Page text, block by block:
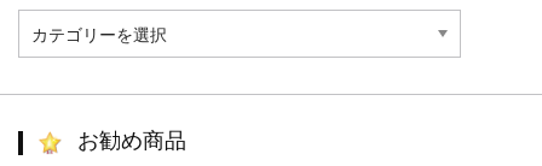
事
カ
お勧め商品